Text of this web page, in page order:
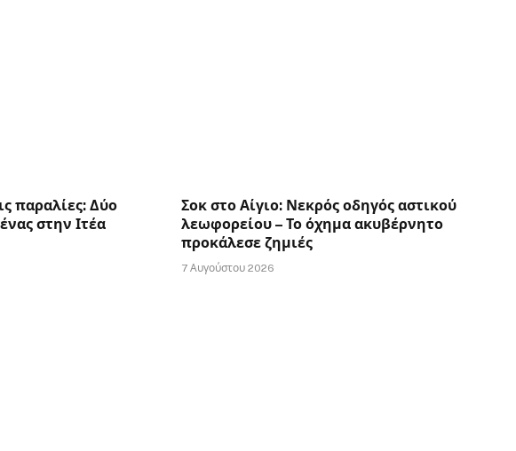
παραλίες: Δύο
στην Ιτέα
Σοκ στο Αίγιο: Νεκρός οδηγός αστικού
λεωφορείου – Το όχημα ακυβέρνητο
προκάλεσε ζημιές
7 Αυγούστου 2026